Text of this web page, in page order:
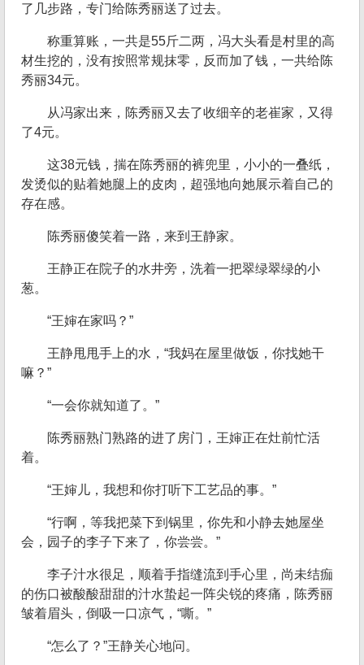
了几步路，专门给陈秀丽送了过去。
称重算账，一共是55斤二两，冯大头看是村里的高
材生挖的，没有按照常规抹零，反而加了钱，一共给陈
秀丽34元。
从冯家出来，陈秀丽又去了收细辛的老崔家，又得
了4元。
这38元钱，揣在陈秀丽的裤兜里，小小的一叠纸，
发烫似的贴着她腿上的皮肉，超强地向她展示着自己的
存在感。
陈秀丽傻笑着一路，来到王静家。
王静正在院子的水井旁，洗着一把翠绿翠绿的小
葱。
“王婶在家吗？”
王静甩甩手上的水，“我妈在屋里做饭，你找她干
嘛？”
“一会你就知道了。”
陈秀丽熟门熟路的进了房门，王婶正在灶前忙活
着。
“王婶儿，我想和你打听下工艺品的事。”
“行啊，等我把菜下到锅里，你先和小静去她屋坐
会，园子的李子下来了，你尝尝。”
李子汁水很足，顺着手指缝流到手心里，尚未结痂
的伤口被酸酸甜甜的汁水蛰起一阵尖锐的疼痛，陈秀丽
皱着眉头，倒吸一口凉气，“嘶。”
“怎么了？”王静关心地问。